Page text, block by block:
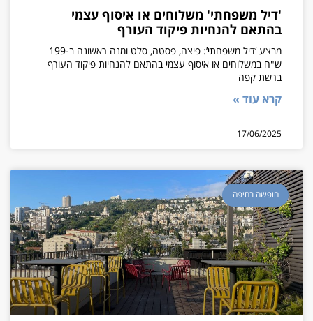
'דיל משפחתי' משלוחים או איסוף עצמי
בהתאם להנחיות פיקוד העורף
מבצע ‘דיל משפחתי’: פיצה, פסטה, סלט ומנה ראשונה ב-199
ש"ח במשלוחים או איסוף עצמי בהתאם להנחיות פיקוד העורף
ברשת קפה
קרא עוד »
17/06/2025
חופשה בחיפה